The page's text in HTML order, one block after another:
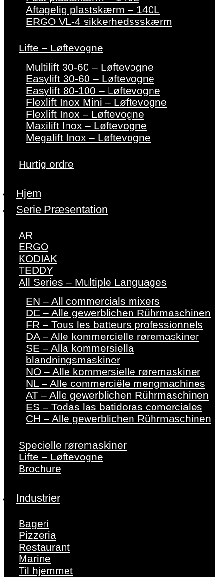
Aftagelig plastskærm – 140L
ERGO VL-4 sikkerhedssskærm
Lifte – Løftevogne
Multilift 30-60 – Løftevogne
Easylift 30-60 – Løftevogne
Easylift 80-100 – Løftevogne
Flexlift Inox Mini – Løftevogne
Flexlift Inox – Løftevogne
Maxilift Inox – Løftevogne
Megalift Inox – Løftevogne
Hurtig ordre
Hjem
Serie Præsentation
AR
ERGO
KODIAK
TEDDY
All Series – Multiple Languages
EN – All commercials mixers
DE – Alle gewerblichen Rührmaschinen
FR – Tous les batteurs professionnels
DA – Alle kommercielle røremaskiner
SE – Alla kommersiella
blandningsmaskiner
NO – Alle kommersielle røremaskiner
NL – Alle commerciële mengmachines
AT – Alle gewerblichen Rührmaschinen
ES – Todas las batidoras comerciales
CH – Alle gewerblichen Rührmaschinen
Specielle røremaskiner
Lifte – Løftevogne
Brochure
Industrier
Bageri
Pizzeria
Restaurant
Marine
Til hjemmet